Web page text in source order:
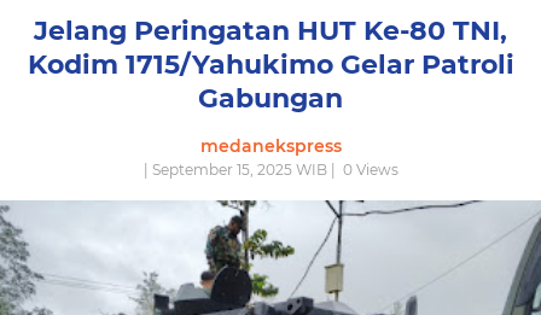
Jelang Peringatan HUT Ke-80 TNI,
Kodim 1715/Yahukimo Gelar Patroli
Gabungan
medanekspress
| September 15, 2025 WIB | 0Views